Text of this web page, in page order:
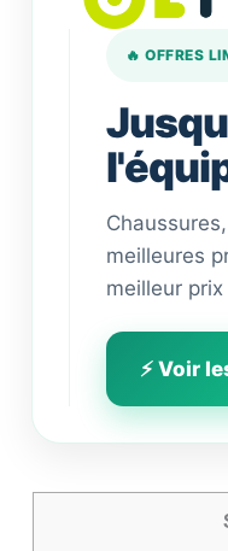
🔥 OFFRES
meilleures
meilleur
⚡ Voir